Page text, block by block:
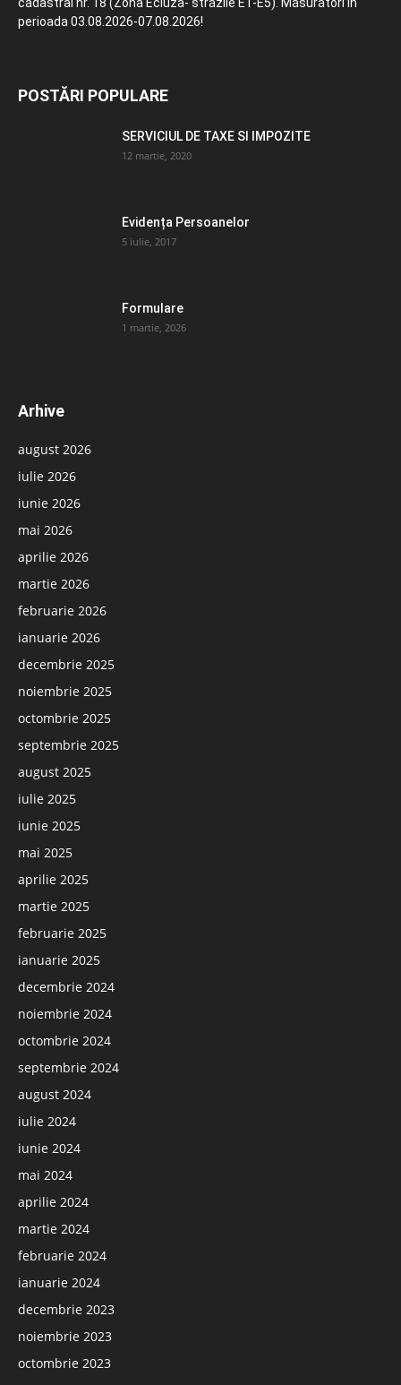
perioada 03.08.2026-07.08.2026!
POSTĂRI POPULARE
SERVICIUL DE TAXE SI IMPOZITE
12 martie, 2020
Evidența Persoanelor
5 iulie, 2017
Formulare
1 martie, 2026
Arhive
august 2026
iulie 2026
iunie 2026
mai 2026
aprilie 2026
martie 2026
februarie 2026
ianuarie 2026
decembrie 2025
noiembrie 2025
octombrie 2025
septembrie 2025
august 2025
iulie 2025
iunie 2025
mai 2025
aprilie 2025
martie 2025
februarie 2025
ianuarie 2025
decembrie 2024
noiembrie 2024
octombrie 2024
septembrie 2024
august 2024
iulie 2024
iunie 2024
mai 2024
aprilie 2024
martie 2024
februarie 2024
ianuarie 2024
decembrie 2023
noiembrie 2023
octombrie 2023